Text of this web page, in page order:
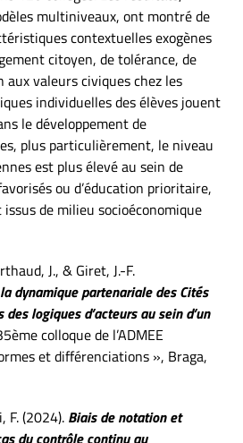
multiniveaux, ont montré de
contextuelles exogènes
citoyen, de tolérance, de
aux valeurs civiques chez les
individuelles des élèves jouent
le développement de
plus particulièrement, le niveau
est plus élevé au sein de
ou d’éducation prioritaire,
de milieu socioéconomique
J., & Giret, J.-F.
dynamique partenariale des Cités
logiques d’acteurs au sein d’un
colloque de l’ADMEE
et différenciations », Braga,
F. (2024). Biais de notation et
du contrôle continu au